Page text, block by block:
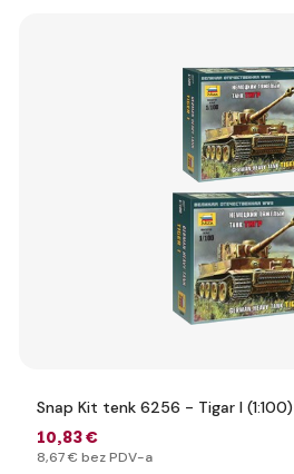
Snap Kit tenk 6256 - Tigar I (1:100)
10,83 €
8,67 € bez PDV-a